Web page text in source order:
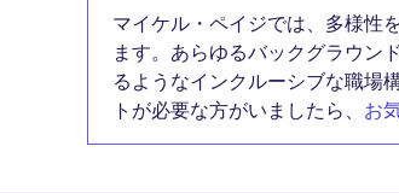
マイケル・ペイジでは、多様性
ます。あらゆるバックグラウン
るようなインクルーシブな職場
トが必要な方がいましたら、 お